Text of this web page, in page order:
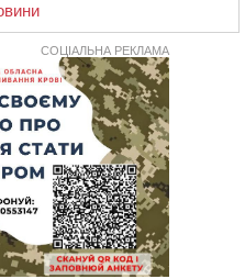
у Черкасах 75-річній
клапан
встановили сонячну
пів мільйона гривень
з полеглим на
нову скляну зупинку і
від спеки: Бондаренко
зачинився в автівці: у ТЦК
СОЦІАЛЬНА РЕКЛАМА